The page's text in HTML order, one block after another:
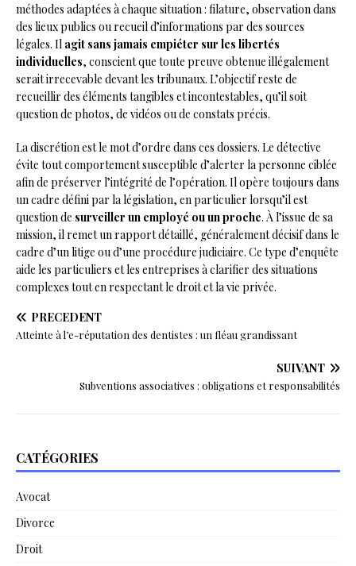
méthodes adaptées à chaque situation : filature, observation dans
des lieux publics ou recueil d’informations par des sources
légales. Il agit sans jamais empiéter sur les libertés
individuelles, conscient que toute preuve obtenue illégalement
serait irrecevable devant les tribunaux. L’objectif reste de
recueillir des éléments tangibles et incontestables, qu’il soit
question de photos, de vidéos ou de constats précis.
La discrétion est le mot d’ordre dans ces dossiers. Le détective
évite tout comportement susceptible d’alerter la personne ciblée
afin de préserver l’intégrité de l’opération. Il opère toujours dans
un cadre défini par la législation, en particulier lorsqu’il est
question de surveiller un employé ou un proche. À l’issue de sa
mission, il remet un rapport détaillé, généralement décisif dans le
cadre d’un litige ou d’une procédure judiciaire. Ce type d’enquête
aide les particuliers et les entreprises à clarifier des situations
complexes tout en respectant le droit et la vie privée.
PRÉCÉDENT
Atteinte à l’e-réputation des dentistes : un fléau grandissant
SUIVANT
Subventions associatives : obligations et responsabilités
CATÉGORIES
Avocat
Divorce
Droit